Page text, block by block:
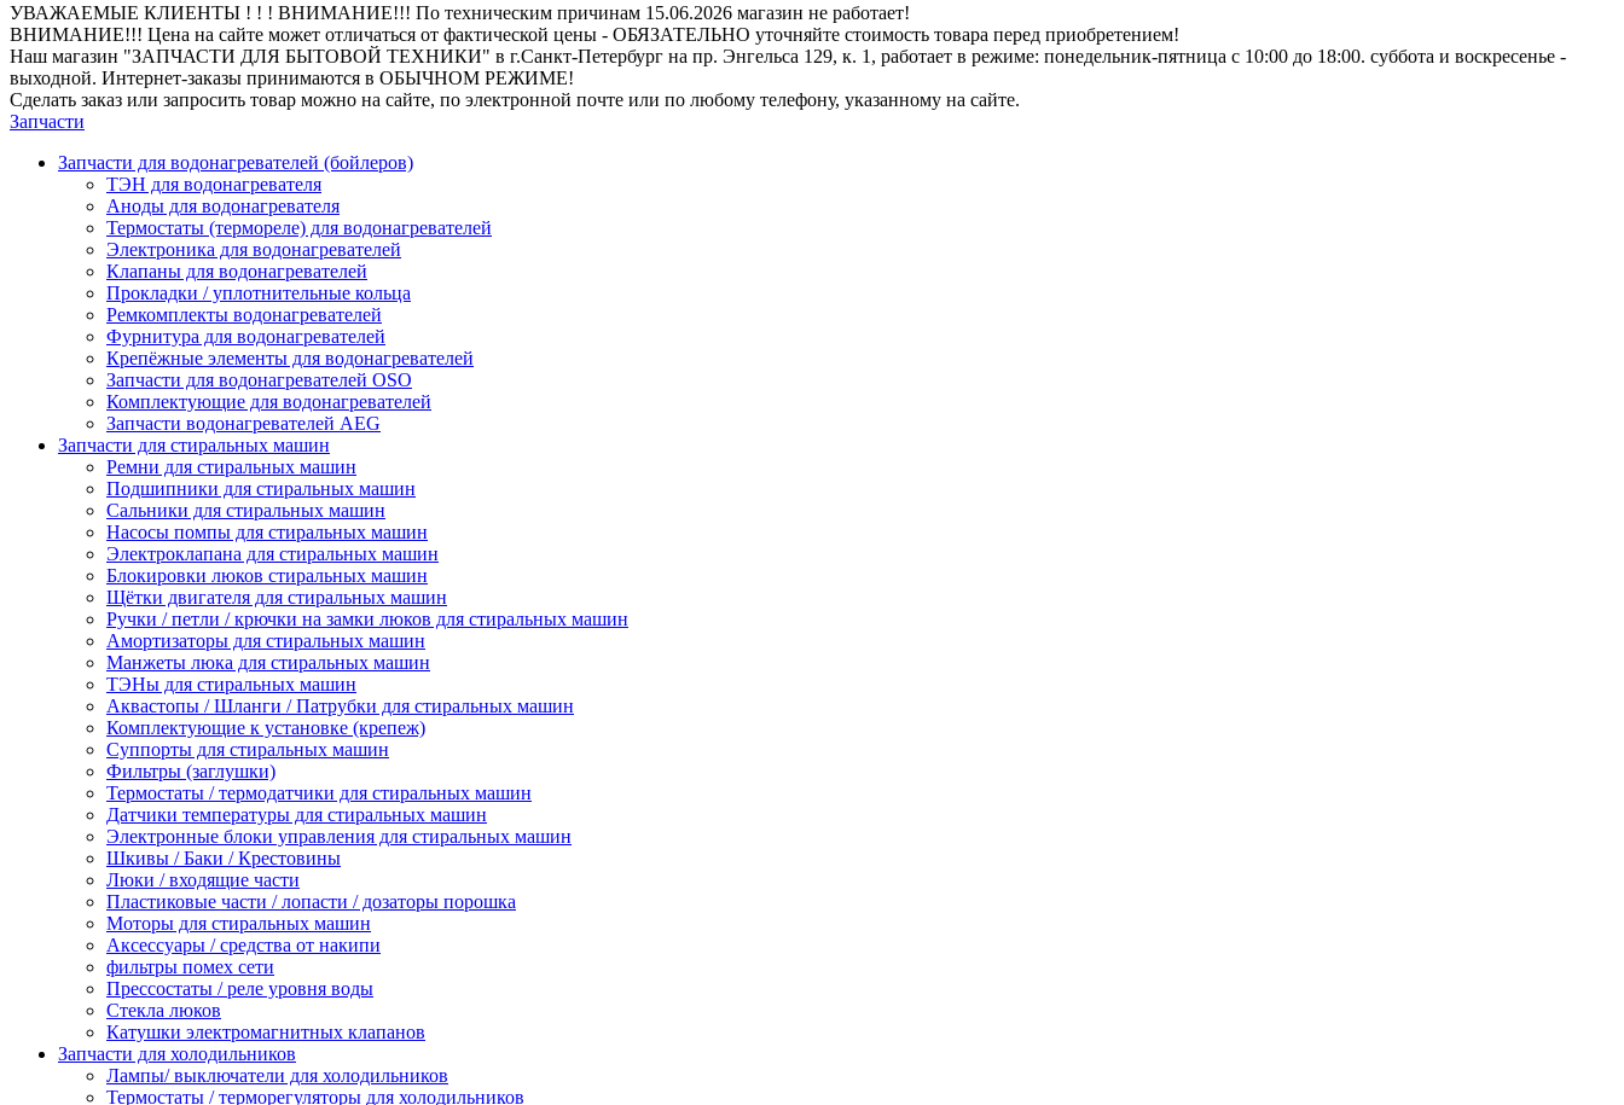
УВАЖАЕМЫЕ КЛИЕНТЫ ! ! ! ВНИМАНИЕ!!! По техническим причинам 15.06.2026 магазин не работает!
ВНИМАНИЕ!!! Цена на сайте может отличаться от фактической цены - ОБЯЗАТЕЛЬНО уточняйте стоимость товара перед приобретением!
Наш магазин "ЗАПЧАСТИ ДЛЯ БЫТОВОЙ ТЕХНИКИ" в г.Санкт-Петербург на пр. Энгельса 129, к. 1, работает в режиме: понедельник-пятница с 10:00 до 18:00. суббота и воскресенье -
выходной. Интернет-заказы принимаются в ОБЫЧНОМ РЕЖИМЕ!
Сделать заказ или запросить товар можно на сайте, по электронной почте или по любому телефону, указанному на сайте.
Запчасти
Запчасти для водонагревателей (бойлеров)
ТЭН для водонагревателя
Аноды для водонагревателя
Термостаты (термореле) для водонагревателей
Электроника для водонагревателей
Клапаны для водонагревателей
Прокладки / уплотнительные кольца
Ремкомплекты водонагревателей
Фурнитура для водонагревателей
Крепёжные элементы для водонагревателей
Запчасти для водонагревателей OSO
Комплектующие для водонагревателей
Запчасти водонагревателей AEG
Запчасти для стиральных машин
Ремни для стиральных машин
Подшипники для стиральных машин
Сальники для стиральных машин
Насосы помпы для стиральных машин
Электроклапана для стиральных машин
Блокировки люков стиральных машин
Щётки двигателя для стиральных машин
Ручки / петли / крючки на замки люков для стиральных машин
Амортизаторы для стиральных машин
Манжеты люка для стиральных машин
ТЭНы для стиральных машин
Аквастопы / Шланги / Патрубки для стиральных машин
Комплектующие к установке (крепеж)
Суппорты для стиральных машин
Фильтры (заглушки)
Термостаты / термодатчики для стиральных машин
Датчики температуры для стиральных машин
Электронные блоки управления для стиральных машин
Шкивы / Баки / Крестовины
Люки / входящие части
Пластиковые части / лопасти / дозаторы порошка
Моторы для стиральных машин
Аксессуары / средства от накипи
фильтры помех сети
Прессостаты / реле уровня воды
Стекла люков
Катушки электромагнитных клапанов
Запчасти для холодильников
Лампы/ выключатели для холодильников
Термостаты / терморегуляторы для холодильников